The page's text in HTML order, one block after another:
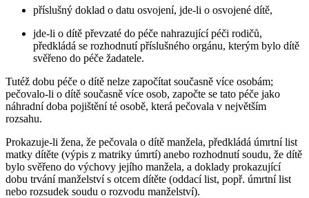
příslušný doklad o datu osvojení, jde-li o osvojené dítě,
jde-li o dítě převzaté do péče nahrazující péči rodičů,
předkládá se rozhodnutí příslušného orgánu, kterým bylo dítě
svěřeno do péče žadatele.
Tutéž dobu péče o dítě nelze započítat současně více osobám;
pečovalo-li o dítě současně více osob, započte se tato péče jako
náhradní doba pojištění té osobě, která pečovala v největším
rozsahu.
Prokazuje-li žena, že pečovala o dítě manžela, předkládá úmrtní list
matky dítěte (výpis z matriky úmrtí) anebo rozhodnutí soudu, že dítě
bylo svěřeno do výchovy jejího manžela, a doklady prokazující
dobu trvání manželství s otcem dítěte (oddací list, popř. úmrtní list
nebo rozsudek soudu o rozvodu manželství).